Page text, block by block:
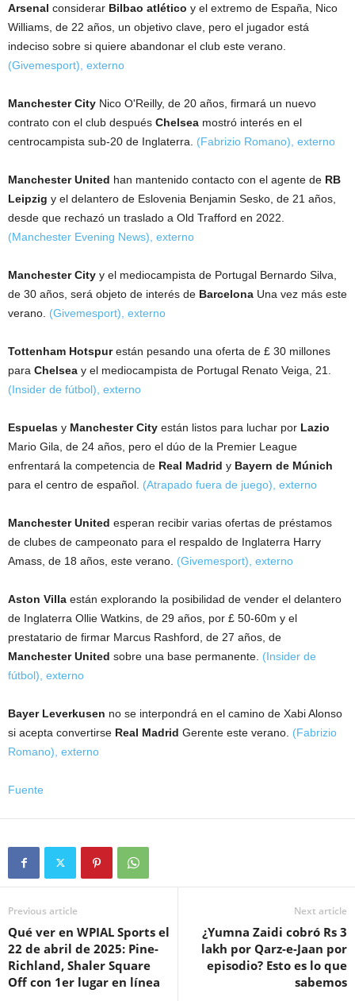
Arsenal considerar Bilbao atlético y el extremo de España, Nico
Williams, de 22 años, un objetivo clave, pero el jugador está
indeciso sobre si quiere abandonar el club este verano.
(Givemesport) externo
Manchester City Nico O'Reilly, de 20 años, firmará un nuevo
contrato con el club después Chelsea mostró interés en el
centrocampista sub-20 de Inglaterra. (Fabrizio Romano) externo
Manchester United han mantenido contacto con el agente de RB
Leipzig y el delantero de Eslovenia Benjamin Sesko, de 21 años,
desde que rechazó un traslado a Old Trafford en 2022.
(Manchester Evening News) externo
Manchester City y el mediocampista de Portugal Bernardo Silva,
de 30 años, será objeto de interés de Barcelona Una vez más este
verano. (Givemesport) externo
Tottenham Hotspurestán pesando una oferta de £ 30 millones
para Chelsea y el mediocampista de Portugal Renato Veiga, 21.
(Insider de fútbol) externo
Espuelas y Manchester City están listos para luchar por Lazio
Mario Gila, de 24 años, pero el dúo de la Premier League
enfrentará la competencia de Real Madrid y Bayern de Múnich
para el centro de español. (Atrapado fuera de juego) externo
Manchester United esperan recibir varias ofertas de préstamos
de clubes de campeonato para el respaldo de Inglaterra Harry
Amass, de 18 años, este verano. (Givemesport) externo
Aston Villa están explorando la posibilidad de vender el delantero
de Inglaterra Ollie Watkins, de 29 años, por £ 50-60m y el
prestatario de firmar Marcus Rashford, de 27 años, de
Manchester United sobre una base permanente. (Insider de
fútbol) externo
Bayer Leverkusen no se interpondrá en el camino de Xabi Alonso
si acepta convertirse Real Madrid Gerente este verano. (Fabrizio
Romano) externo
Fuente
Previous article
Qué ver en WPIAL Sports el
22 de abril de 2025: Pine-
Richland, Shaler Square
Off con 1er lugar en línea
Next article
¿Yumna Zaidi cobró Rs 3
lakh por Qarz-e-Jaan por
episodio? Esto es lo que
sabemos